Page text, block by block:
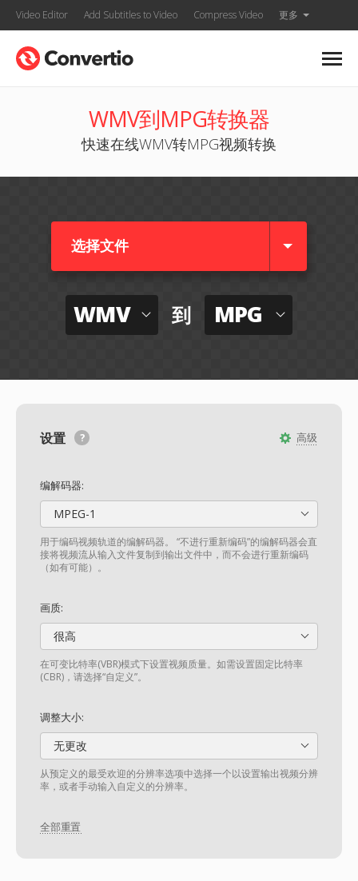
Video Editor Add Subtitles to Video Compress Video 更多
WMV到MPG转换器
快速在线WMV转MPG视频转换
选择文件
WMV 到 MPG
高级
设置
编解码器:
MPEG-1
用于编码视频轨道的编解码器。 “不进行重新编码”的编解码器会直
接将视频流从输入文件复制到输出文件中，而不会进行重新编码
（如有可能）。
画质:
很高
在可变比特率(VBR)模式下设置视频质量。如需设置固定比特率
(CBR)，请选择“自定义”。
调整大小:
无更改
从预定义的最受欢迎的分辨率选项中选择一个以设置输出视频分辨
率，或者手动输入自定义的分辨率。
全部重置